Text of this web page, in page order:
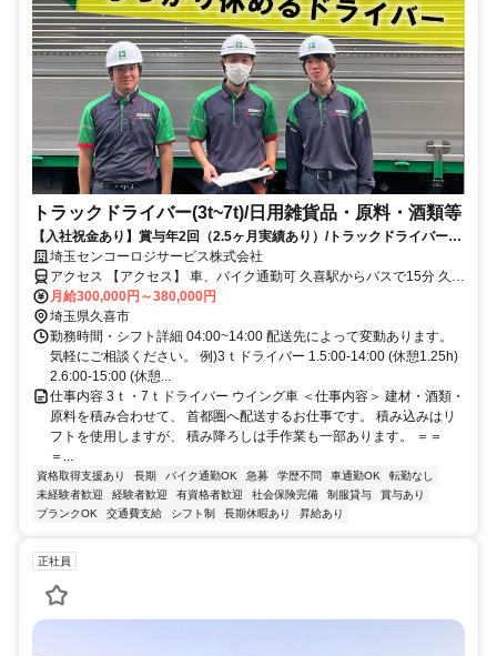
トラックドライバー(3t~7t)/日用雑貨品・原料・酒類等
【入社祝金あり】賞与年2回（2.5ヶ月実績あり）/トラックドライバー大
募集！/S104DA01
埼玉センコーロジサービス株式会社
アクセス 【アクセス】 車、バイク通勤可 久喜駅からバスで15分 久喜
ICから車で約6分
月給300,000円～380,000円
埼玉県久喜市
勤務時間・シフト詳細 04:00~14:00 配送先によって変動あります。
気軽にご相談ください。 例)3ｔドライバー 1.5:00-14:00 (休憩1.25h)
2.6:00-15:00 (休憩...
仕事内容 3ｔ・7ｔドライバー ウイング車 ＜仕事内容＞ 建材・酒類・
原料を積み合わせて、 首都圏へ配送するお仕事です。 積み込みはリ
フトを使用しますが、 積み降ろしは手作業も一部あります。 ＝＝
＝...
資格取得支援あり 長期 バイク通勤OK 急募 学歴不問 車通勤OK
転勤なし
未経験者歓迎
経験者歓迎 有資格者歓迎 社会保険完備 制服貸与
賞与あり
ブランクOK
交通費支給 シフト制 長期休暇あり 昇給あり
正社員